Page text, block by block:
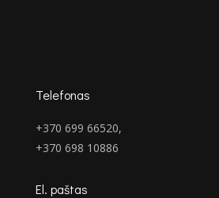
Telefonas
+370 699 66520,
+370 698 10886
El. paštas